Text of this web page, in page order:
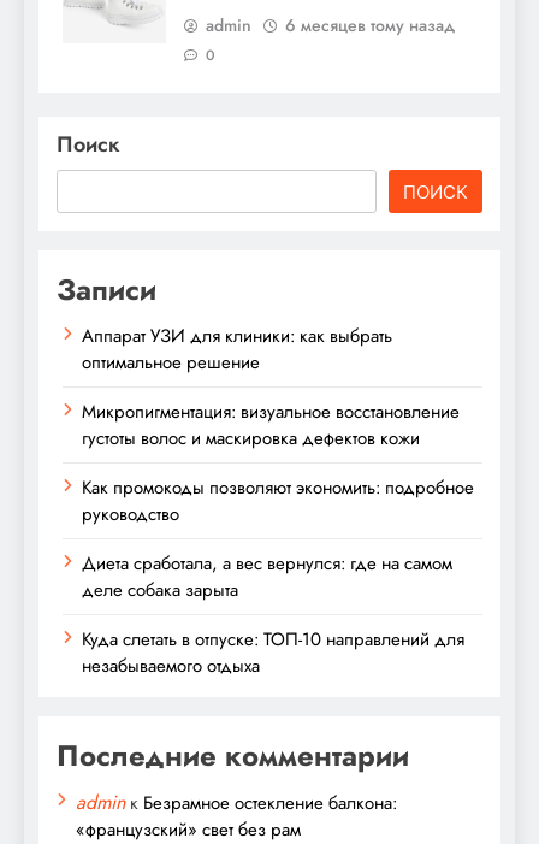
admin 6 месяцев тому назад
0
Поиск
ПОИСК
Записи
Аппарат УЗИ для клиники: как выбрать
оптимальное решение
Микропигментация: визуальное восстановление
густоты волос и маскировка дефектов кожи
Как промокоды позволяют экономить: подробное
руководство
Диета сработала, а вес вернулся: где на самом
деле собака зарыта
Куда слетать в отпуске: ТОП-10 направлений для
незабываемого отдыха
Последние комментарии
adminк Безрамное остекление балкона:
«французский» свет без рам